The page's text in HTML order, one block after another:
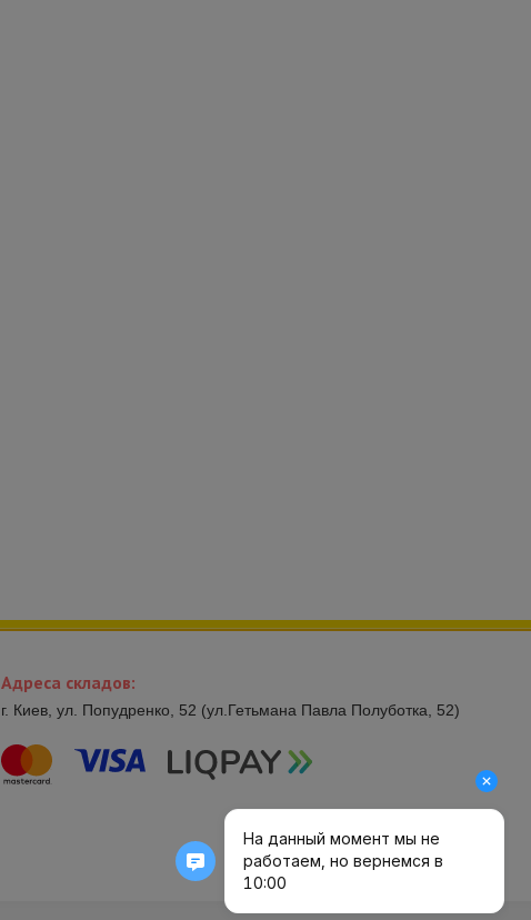
Адреса складов:
г. Киев, ул. Попудренко, 52 (ул.Гетьмана Павла Полуботка, 52)